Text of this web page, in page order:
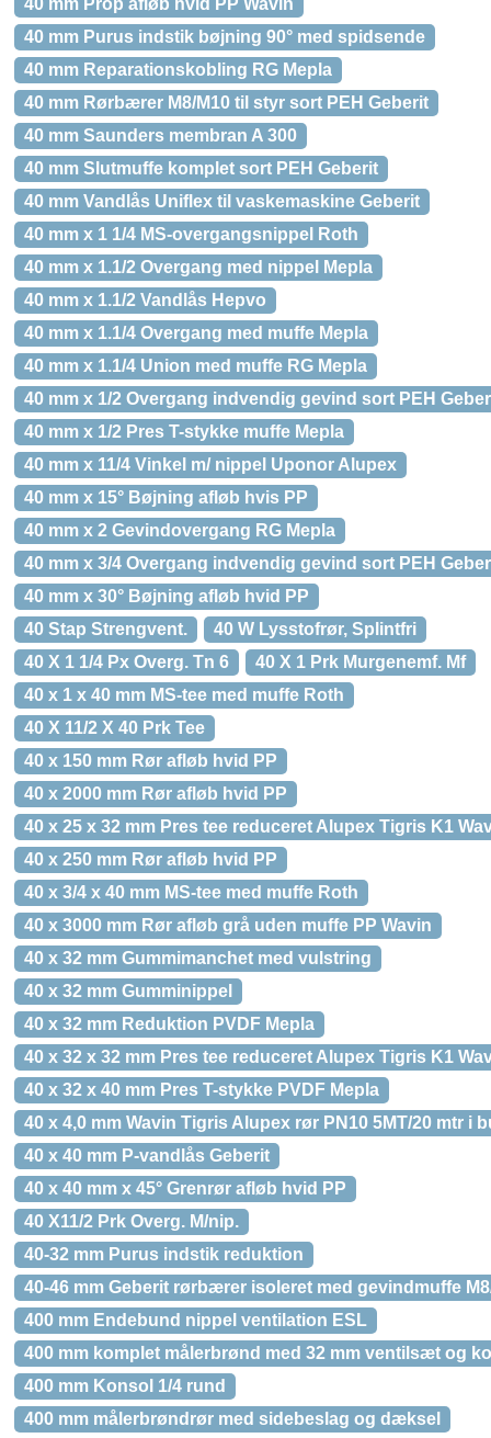
40 mm Prop afløb hvid PP Wavin
40 mm Purus indstik bøjning 90° med spidsende
40 mm Reparationskobling RG Mepla
40 mm Rørbærer M8/M10 til styr sort PEH Geberit
40 mm Saunders membran A 300
40 mm Slutmuffe komplet sort PEH Geberit
40 mm Vandlås Uniflex til vaskemaskine Geberit
40 mm x 1 1/4 MS-overgangsnippel Roth
40 mm x 1.1/2 Overgang med nippel Mepla
40 mm x 1.1/2 Vandlås Hepvo
40 mm x 1.1/4 Overgang med muffe Mepla
40 mm x 1.1/4 Union med muffe RG Mepla
40 mm x 1/2 Overgang indvendig gevind sort PEH
40 mm x 1/2 Pres T-stykke muffe Mepla
40 mm x 11/4 Vinkel m/ nippel Uponor Alupex
40 mm x 15° Bøjning afløb hvis PP
40 mm x 2 Gevindovergang RG Mepla
40 mm x 3/4 Overgang indvendig gevind sort PEH
40 mm x 30° Bøjning afløb hvid PP
40 Stap Strengvent.
40 W Lysstofrør, Splintfri
40 X 1 1/4 Px Overg. Tn 6
40 X 1 Prk Murgenemf. Mf
40 x 1 x 40 mm MS-tee med muffe Roth
40 X 11/2 X 40 Prk Tee
40 x 150 mm Rør afløb hvid PP
40 x 2000 mm Rør afløb hvid PP
40 x 25 x 32 mm Pres tee reduceret Alupex Tigris K1
40 x 250 mm Rør afløb hvid PP
40 x 3/4 x 40 mm MS-tee med muffe Roth
40 x 3000 mm Rør afløb grå uden muffe PP Wavin
40 x 32 mm Gummimanchet med vulstring
40 x 32 mm Gumminippel
40 x 32 mm Reduktion PVDF Mepla
40 x 32 x 32 mm Pres tee reduceret Alupex Tigris K1
40 x 32 x 40 mm Pres T-stykke PVDF Mepla
40 x 4,0 mm Wavin Tigris Alupex rør PN10 5MT/20 mtr i
40 x 40 mm P-vandlås Geberit
40 x 40 mm x 45° Grenrør afløb hvid PP
40 X11/2 Prk Overg. M/nip.
40-32 mm Purus indstik reduktion
40-46 mm Geberit rørbærer isoleret med gevindmuffe
400 mm Endebund nippel ventilation ESL
400 mm komplet målerbrønd med 32 mm ventilsæt og
400 mm Konsol 1/4 rund
400 mm målerbrøndrør med sidebeslag og dæksel